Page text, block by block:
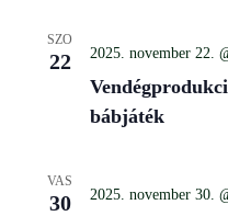
SZO
22 2025. november 22.
bábjáték
VAS
30 2025. november 30.